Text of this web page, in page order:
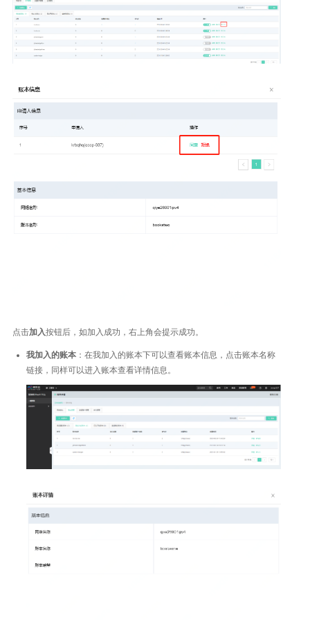
点击加入按钮后，如加入成功，右上角会提示成功。
我加入的账本 ：在我加入的账本下可以查看账本信息，点击账本名称
链接，同样可以进入账本查看详情信息。